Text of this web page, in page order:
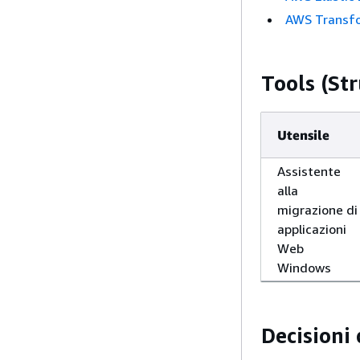
AWS
Tools
Utensile
Assistente
alla
migrazione di
applicazioni
Web
Windows